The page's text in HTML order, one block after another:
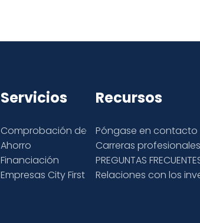
Servicios
Comprobación de
Ahorro
Financiación
Empresas City First
Recursos
Póngase en
Carreras
PREGUNTAS
Relaciones con los